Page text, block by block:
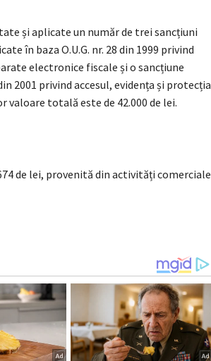
și aplicate un număr de trei sancțiuni
în baza O.U.G. nr. 28 din 1999 privind
electronice fiscale și o sancțiune
2001 privind accesul, evidența și protecția
totală este de 42.000 de lei.
de lei, provenită din activități comerciale